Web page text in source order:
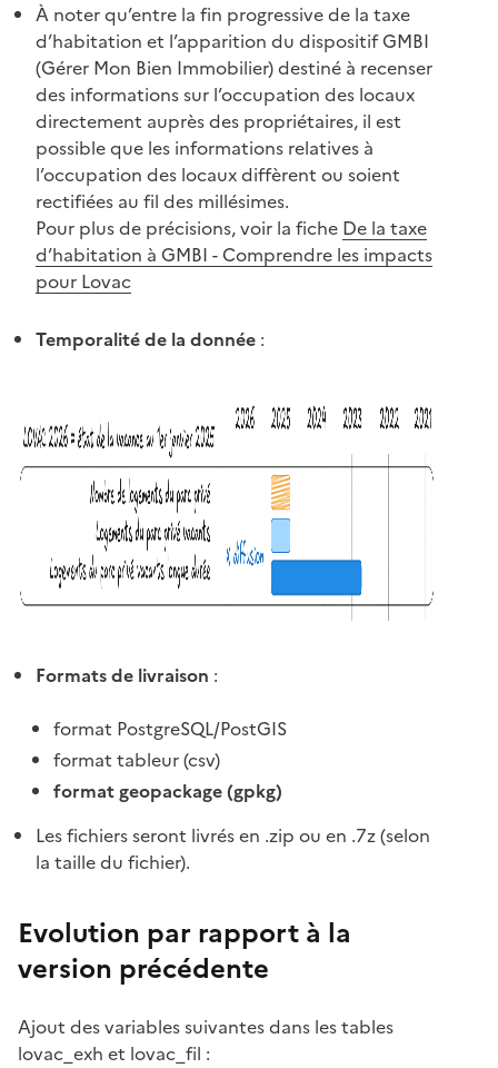
À noter qu’entre la fin progressive de la taxe
d’habitation et l’apparition du dispositif GMBI
(Gérer Mon Bien Immobilier) destiné à recenser
des informations sur l’occupation des locaux
directement auprès des propriétaires, il est
possible que les informations relatives à
l’occupation des locaux diffèrent ou soient
rectifiées au fil des millésimes.
Pour plus de précisions, voir la fiche De la taxe
d’habitation à GMBI - Comprendre les impacts
pour Lovac
Temporalité de la donnée :
Formats de livraison :
format PostgreSQL/PostGIS
format tableur (csv)
format geopackage (gpkg)
Les fichiers seront livrés en .zip ou en .7z (selon
la taille du fichier).
Evolution par rapport à la
version précédente
Ajout des variables suivantes dans les tables
lovac_exh et lovac_fil :